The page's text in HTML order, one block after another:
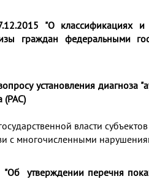
"О классификациях и
граждан федеральными
установления диагноза
(РАС)
власти
с многочисленными
утверждении перечня